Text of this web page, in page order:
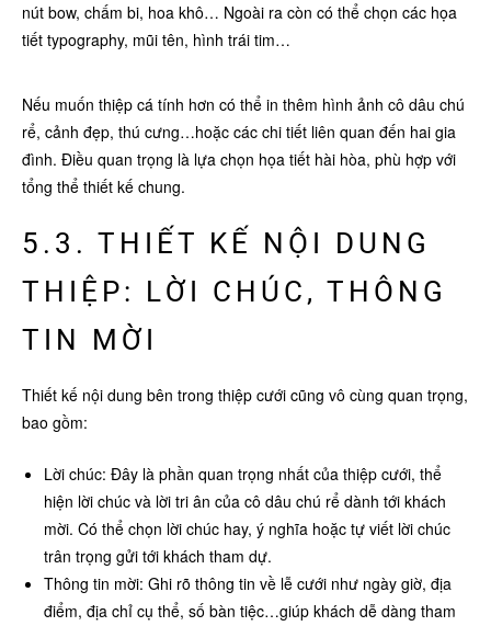
nút bow, chấm bi, hoa khô… Ngoài ra còn có thể chọn các họa
tiết typography, mũi tên, hình trái tim…
Nếu muốn thiệp cá tính hơn có thể in thêm hình ảnh cô dâu chú
rể, cảnh đẹp, thú cưng…hoặc các chi tiết liên quan đến hai gia
đình. Điều quan trọng là lựa chọn họa tiết hài hòa, phù hợp với
tổng thể thiết kế chung.
5.3. THIẾT KẾ NỘI DUNG
THIỆP: LỜI CHÚC, THÔNG
TIN MỜI
Thiết kế nội dung bên trong thiệp cưới cũng vô cùng quan trọng,
bao gồm:
Lời chúc: Đây là phần quan trọng nhất của thiệp cưới, thể
hiện lời chúc và lời tri ân của cô dâu chú rể dành tới khách
mời. Có thể chọn lời chúc hay, ý nghĩa hoặc tự viết lời chúc
trân trọng gửi tới khách tham dự.
Thông tin mời: Ghi rõ thông tin về lễ cưới như ngày giờ, địa
điểm, địa chỉ cụ thể, số bàn tiệc…giúp khách dễ dàng tham